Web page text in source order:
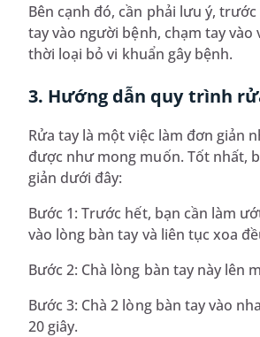
Bên cạnh đó, cần phải lưu ý,
tay vào người bệnh, chạm tay vào
thời loại bỏ vi khuẩn gây bệnh.
3. Hướng dẫn quy trình
Rửa tay là một việc làm đơn giản
được như mong muốn. Tốt nhất,
giản dưới đây:
Bước 1: Trước hết, bạn cần làm
vào lòng bàn tay và liên tục xoa
Bước 2: Chà lòng bàn tay này lên
Bước 3: Chà 2 lòng bàn tay vào
20 giây.